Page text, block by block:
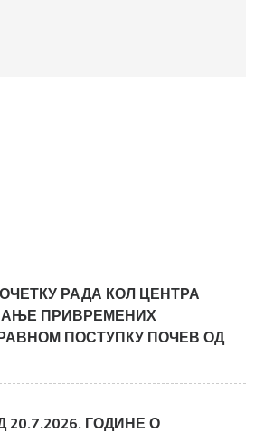
РАДА КОЛ ЦЕНТРА
ПРИВРЕМЕНИХ
ПОСТУПКУ ПОЧЕВ ОД
ГОДИНЕ О